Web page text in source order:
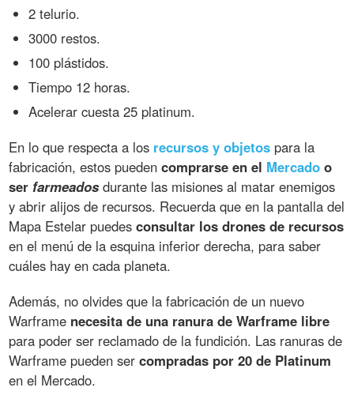
2 telurio.
3000 restos.
100 plástidos.
Tiempo 12 horas.
Acelerar cuesta 25 platinum.
En lo que respecta a los recursos y objetos para la
fabricación, estos puedencomprarse en el Mercado o
ser farmeadosdurante las misiones al matar enemigos
y abrir alijos de recursos. Recuerda que en la pantalla del
Mapa Estelar puedesconsultar los drones de recursos
en el menú de la esquina inferior derecha, para saber
cuáles hay en cada planeta.
Además, no olvides que la fabricación de un nuevo
Warframe necesita de una ranura de Warframe libre
para poder ser reclamado de la fundición. Las ranuras de
Warframe pueden sercompradas por 20 de Platinum
en el Mercado.